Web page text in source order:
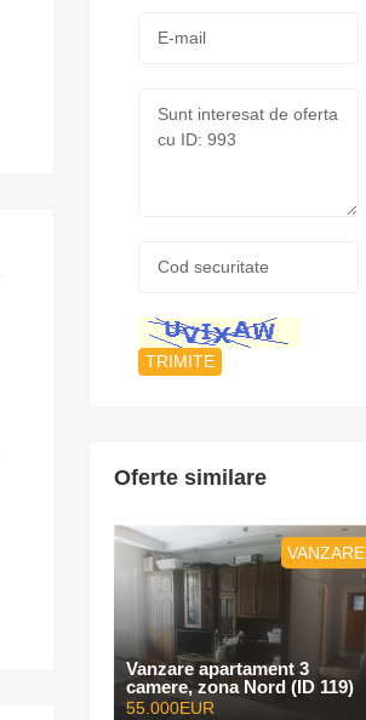
mail:
securitate:
Oferte similare
VANZARE
Vanzare apartament 3
camere, zona Nord (ID 119)
55.000EUR